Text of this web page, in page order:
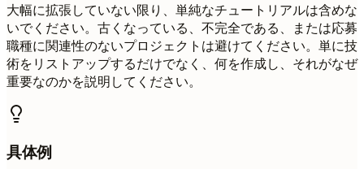
大幅に拡張していない限り、単純なチュートリアルは含めな
いでください。古くなっている、不完全である、または応募
職種に関連性のないプロジェクトは避けてください。単に技
術をリストアップするだけでなく、何を作成し、それがなぜ
重要なのかを説明してください。
具体例